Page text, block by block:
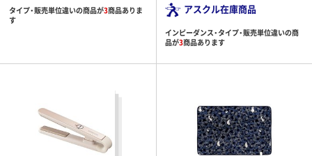
タイプ・販売単位違いの商品が3商品ありま
す
アスクル在庫商品
インピーダンス・タイプ・販売単位違いの商
品が3商品あります